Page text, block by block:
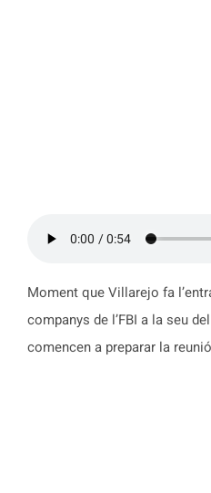
Moment que Villarejo fa
companys de l’FBI a la seu
comencen a preparar la reunió